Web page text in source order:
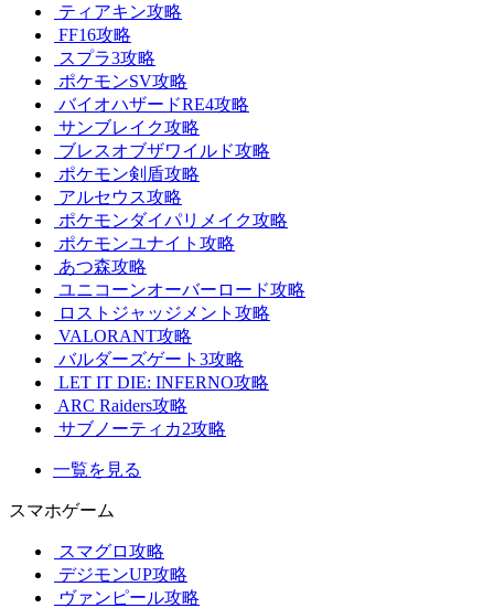
ティアキン攻略
FF16攻略
スプラ3攻略
ポケモンSV攻略
バイオハザードRE4攻略
サンブレイク攻略
ブレスオブザワイルド攻略
ポケモン剣盾攻略
アルセウス攻略
ポケモンダイパリメイク攻略
ポケモンユナイト攻略
あつ森攻略
ユニコーンオーバーロード攻略
ロストジャッジメント攻略
VALORANT攻略
バルダーズゲート3攻略
LET IT DIE: INFERNO攻略
ARC Raiders攻略
サブノーティカ2攻略
一覧を見る
スマホゲーム
スマグロ攻略
デジモンUP攻略
ヴァンピール攻略